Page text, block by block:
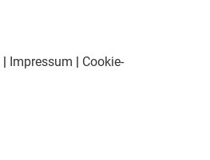
| Impressum | Cookie-